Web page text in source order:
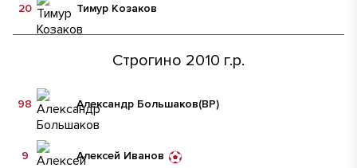
Тимур Козаков
20
Строгино 2010 г.р.
Александр Большаков(ВР)
98
Алексей Иванов
9